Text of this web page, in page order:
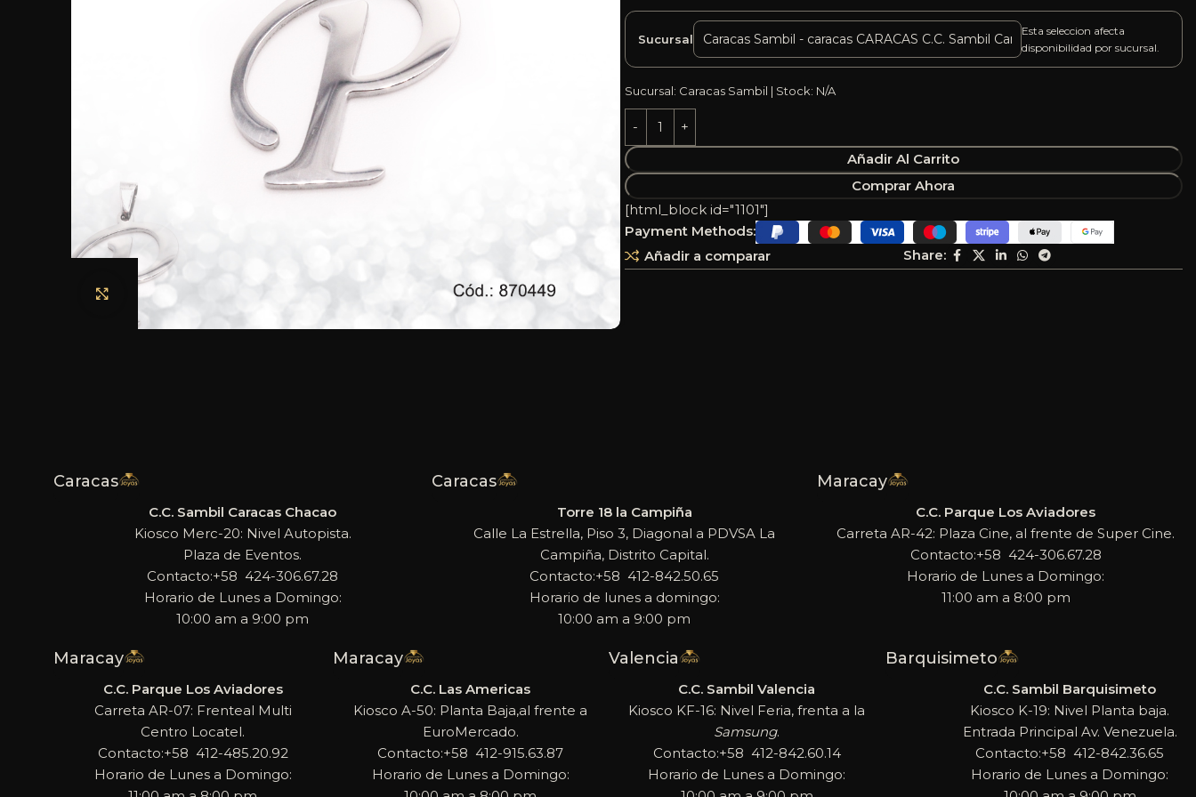
Haga clic para ampliar
Sucursal
Esta seleccion afecta
disponibilidad por sucursal.
Sucursal: Caracas Sambil | Stock: N/A
Añadir Al Carrito
Comprar Ahora
Añadir a comparar Share:
[html_block id="1101"]
Payment Methods:
Caracas
C.C. Sambil Caracas Chacao
Kiosco Merc-20: Nivel Autopista.
Plaza de Eventos.
Contacto:+58 424-306.67.28
Horario de Lunes a Domingo:
10:00 am a 9:00 pm
Caracas
Torre 18 la Campiña
Calle La Estrella, Piso 3, Diagonal a PDVSA La
Campiña, Distrito Capital.
Contacto:+58 412-842.50.65
Horario de lunes a domingo:
10:00 am a 9:00 pm
Maracay
C.C. Parque Los Aviadores
Carreta AR-42: Plaza Cine, al frente de Super Cine.
Contacto:+58 424-306.67.28
Horario de Lunes a Domingo:
11:00 am a 8:00 pm
Maracay
C.C. Parque Los Aviadores
Carreta AR-07: Frenteal Multi
Centro Locatel.
Contacto:+58 412-485.20.92
Horario de Lunes a Domingo:
Maracay
C.C. Las Americas
Kiosco A-50: Planta Baja,al frente a
EuroMercado.
Contacto:+58 412-915.63.87
Horario de Lunes a Domingo:
Valencia
C.C. Sambil Valencia
Kiosco KF-16: Nivel Feria, frenta a la
Samsung.
Contacto:+58 412-842.60.14
Horario de Lunes a Domingo:
Barquisimeto
C.C. Sambil Barquisimeto
Kiosco K-19: Nivel Planta baja.
Entrada Principal Av. Venezuela.
Contacto:+58 412-842.36.65
Horario de Lunes a Domingo: